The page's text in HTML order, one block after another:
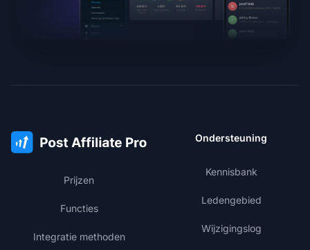
Prijzen
Functies
Integratie methoden
Ondersteuning
Kennisbank
Ledengebied
Wijzigingslog